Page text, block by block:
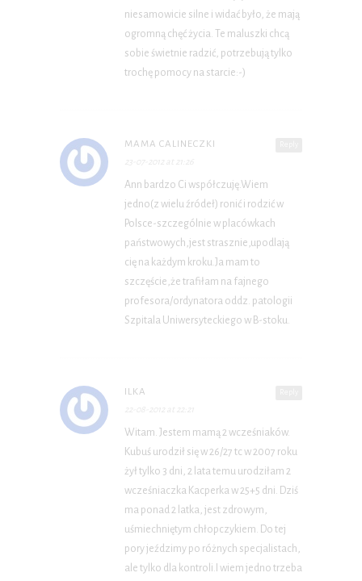
niesamowicie silne i widać było, że mają
ogromną chęć życia. Te maluszki chcą
sobie świetnie radzić, potrzebują tylko
trochę pomocy na starcie:-)
MAMA CALINECZKI
Ann bardzo Ci współczuję.Wiem
jedno(z wielu źródeł) ronić i rodzić w
Polsce-szczególnie w placówkach
państwowych,jest strasznie,upodlają
cię na każdym kroku.Ja mam to
szczęście,że trafiłam na fajnego
profesora/ordynatora oddz. patologii
Szpitala Uniwersyteckiego w B-stoku.
ILKA
Witam. Jestem mamą 2 wcześniaków.
Kubuś urodził się w 26/27 tc w 2007 roku
żył tylko 3 dni, 2 lata temu urodziłam 2
wcześniaczka Kacperka w 25+5 dni. Dziś
ma ponad 2 latka, jest zdrowym,
uśmiechniętym chłopczykiem. Do tej
pory jeździmy po różnych specjalistach,
ale tylko dla kontroli.I wiem jedno trzeba